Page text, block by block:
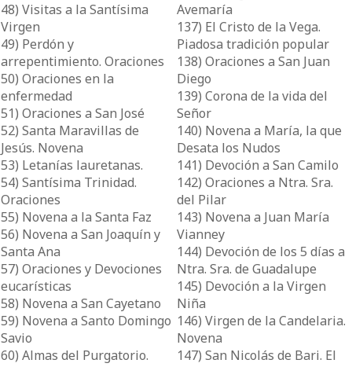
48) Visitas a la Santísima
Virgen
49) Perdón y
arrepentimiento. Oraciones
50) Oraciones en la
enfermedad
51) Oraciones a San José
52) Santa Maravillas de
Jesús. Novena
53) Letanías lauretanas.
54) Santísima Trinidad.
Oraciones
55) Novena a la Santa Faz
56) Novena a San Joaquín y
Santa Ana
57) Oraciones y Devociones
eucarísticas
58) Novena a San Cayetano
59) Novena a Santo Domingo
Savio
60) Almas del Purgatorio.
Avemaría
137) El Cristo de la Vega.
Piadosa tradición popular
138) Oraciones a San Juan
Diego
139) Corona de la vida del
Señor
140) Novena a María, la que
Desata los Nudos
141) Devoción a San Camilo
142) Oraciones a Ntra. Sra.
del Pilar
143) Novena a Juan María
Vianney
144) Devoción de los 5 días a
Ntra. Sra. de Guadalupe
145) Devoción a la Virgen
Niña
146) Virgen de la Candelaria.
Novena
147) San Nicolás de Bari. El